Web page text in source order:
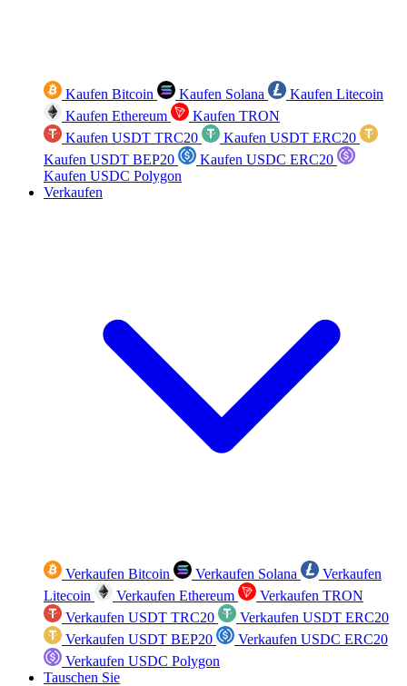
Kaufen Bitcoin Kaufen Solana
Kaufen Litecoin
Kaufen Ethereum
Kaufen TRON
Kaufen USDT TRC20
Kaufen USDT ERC20
Kaufen USDT BEP20
Kaufen USDC ERC20
Kaufen USDC Polygon
Verkaufen
Verkaufen Bitcoin Verkaufen Solana
Verkaufen
Litecoin
Verkaufen Ethereum
Verkaufen TRON
Verkaufen USDT TRC20
Verkaufen USDT ERC20
Verkaufen USDT BEP20
Verkaufen USDC ERC20
Verkaufen USDC Polygon
Tauschen Sie